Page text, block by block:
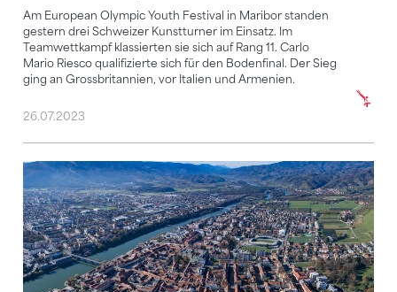
Am European Olympic Youth Festival in Maribor standen
gestern drei Schweizer Kunstturner im Einsatz. Im
Teamwettkampf klassierten sie sich auf Rang 11. Carlo
Mario Riesco qualifizierte sich für den Bodenfinal. Der Sieg
ging an Grossbritannien, vor Italien und Armenien.
26.07.2023
Schweizer Kunstturn-Team für das EYOF bestimmt